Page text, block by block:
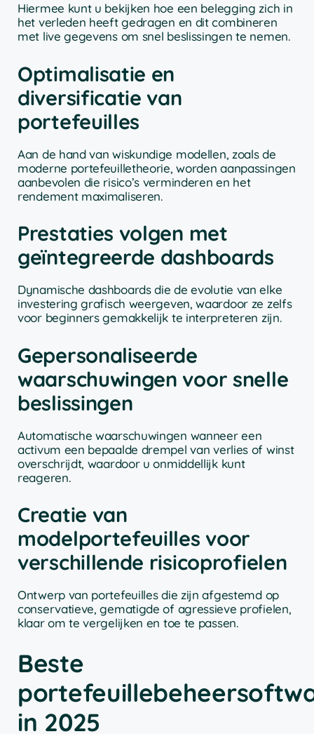
Hiermee kunt u bekijken hoe een belegging zich in
het verleden heeft gedragen en dit combineren
met live gegevens om snel beslissingen te nemen.
Optimalisatie en
diversificatie van
portefeuilles
Aan de hand van wiskundige modellen, zoals de
moderne portefeuilletheorie, worden aanpassingen
aanbevolen die risico’s verminderen en het
rendement maximaliseren.
Prestaties volgen met
geïntegreerde dashboards
Dynamische dashboards die de evolutie van elke
investering grafisch weergeven, waardoor ze zelfs
voor beginners gemakkelijk te interpreteren zijn.
Gepersonaliseerde
waarschuwingen voor snelle
beslissingen
Automatische waarschuwingen wanneer een
activum een bepaalde drempel van verlies of winst
overschrijdt, waardoor u onmiddellijk kunt
reageren.
Creatie van
modelportefeuilles voor
verschillende risicoprofielen
Ontwerp van portefeuilles die zijn afgestemd op
conservatieve, gematigde of agressieve profielen,
klaar om te vergelijken en toe te passen.
Beste
in 2025